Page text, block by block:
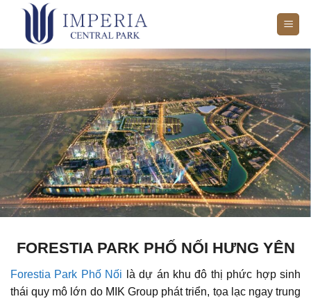
dung
FORESTIA PARK PHỐ NỐI HƯNG YÊN
Forestia Park Phố Nối là dự án khu đô thị phức hợp sinh
thái quy mô lớn do MIK Group phát triển, tọa lạc ngay trung